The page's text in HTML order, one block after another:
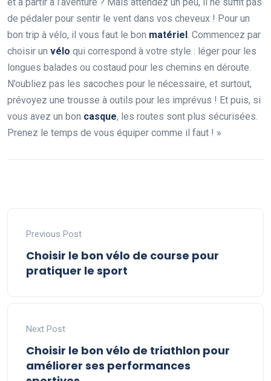
de pédaler pour sentir le vent dans vos cheveux ! Pour un
bon trip à vélo, il vous faut le bon matériel . Commencez par
choisir un vélo qui correspond à votre style : léger pour les
longues balades ou costaud pour les chemins en déroute.
N’oubliez pas les sacoches pour le nécessaire, et surtout,
prévoyez une trousse à outils pour les imprévus ! Et puis, si
vous avez un bon casque, les routes sont plus sécurisées.
Prenez le temps de vous équiper comme il faut ! »
Previous Post
Choisir le bon vélo de course pour
pratiquer le sport
Next Post
Choisir le bon vélo de triathlon pour
améliorer ses performances